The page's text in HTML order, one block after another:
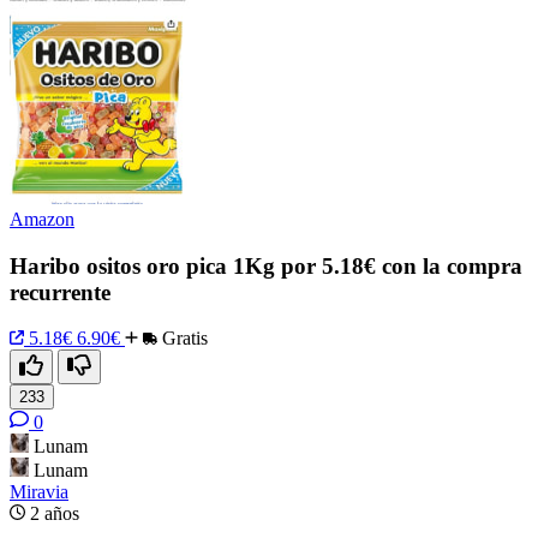
Amazon
Haribo ositos oro pica 1Kg por 5.18€ con la compra
recurrente
5.18€ 6.90€ Gratis
233
0
Lunam
Lunam
Miravia
2 años